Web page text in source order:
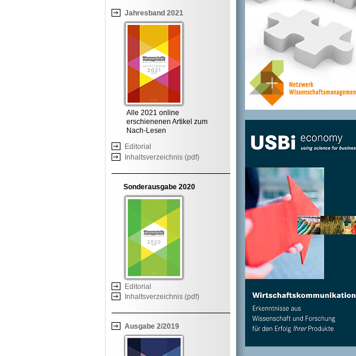
Jahresband 2021
Alle 2021 online
erschienenen Artikel zum
Nach-Lesen
Editorial
Inhaltsverzeichnis (pdf)
Sonderausgabe 2020
Editorial
Inhaltsverzeichnis (pdf)
Ausgabe 2/2019